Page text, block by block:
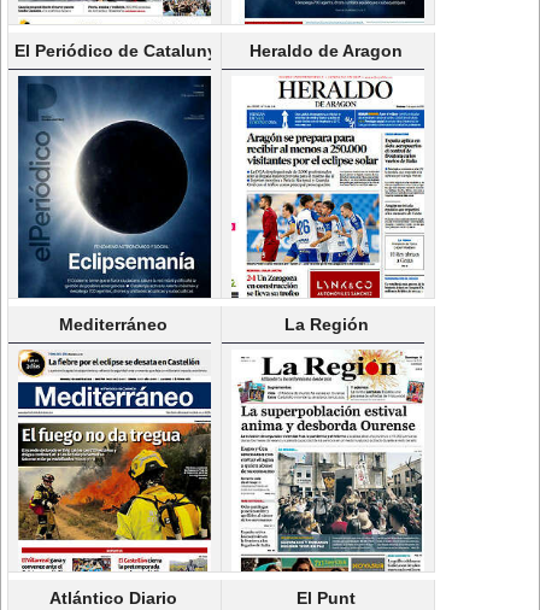
El Periódico de Catalunya(Castellano)Heraldo de Aragon
Mediterráneo La Región
Atlántico Diario El Punt